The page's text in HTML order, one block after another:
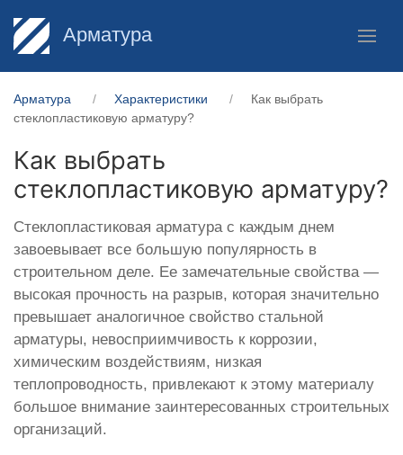
Арматура
Арматура Характеристики
Как выбрать
стеклопластиковую арматуру?
Как выбрать
стеклопластиковую арматуру?
Стеклопластиковая арматура с каждым днем
завоевывает все большую популярность в
строительном деле. Ее замечательные свойства —
высокая прочность на разрыв, которая значительно
превышает аналогичное свойство стальной
арматуры, невосприимчивость к коррозии,
химическим воздействиям, низкая
теплопроводность, привлекают к этому материалу
большое внимание заинтересованных строительных
организаций.